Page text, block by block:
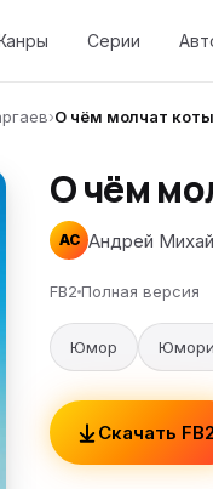
Серии
›О чём молчат коты
О чём
АС Андрей
FB2 Полная версия
Юмор
Скачать FB2